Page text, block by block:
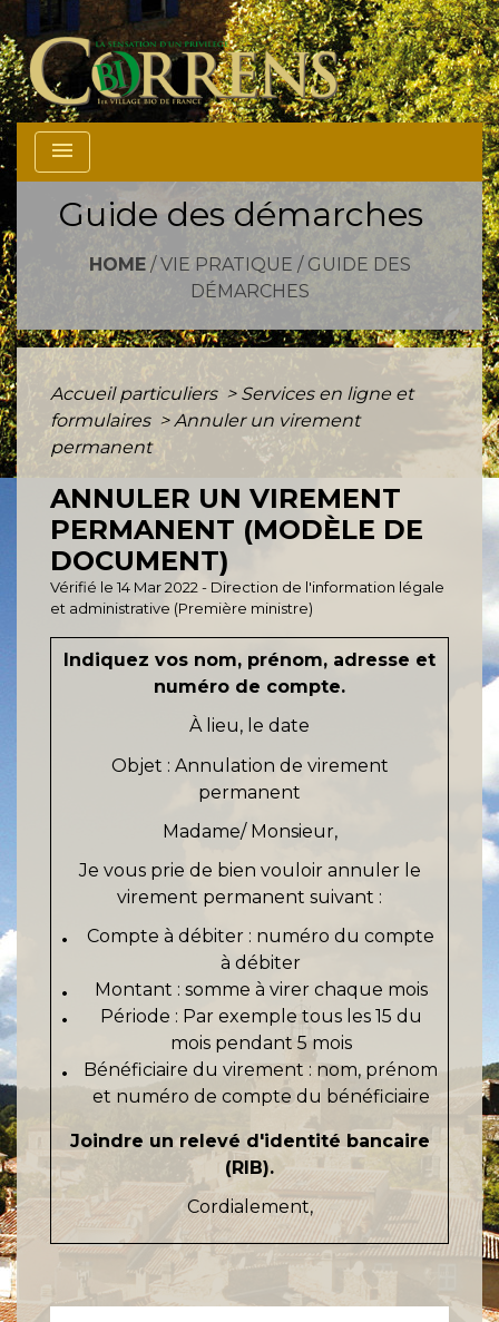
menu
Guide des démarches
HOME/ VIE PRATIQUE / GUIDE DES
DÉMARCHES
Accueil particuliers > Services en ligne et
formulaires > Annuler un virement
permanent
ANNULER UN VIREMENT
PERMANENT (MODÈLE DE
DOCUMENT)
Vérifié le 14 Mar 2022 - Direction de l'information légale
et administrative (Première ministre)
Indiquez vos nom, prénom, adresse et
numéro de compte.
À lieu, le date
Objet : Annulation de virement
permanent
Madame/ Monsieur,
Je vous prie de bien vouloir annuler le
virement permanent suivant :
Compte à débiter : numéro du compte
à débiter
Montant : somme à virer chaque mois
Période : Par exemple tous les 15 du
mois pendant 5 mois
Bénéficiaire du virement : nom, prénom
et numéro de compte du bénéficiaire
Joindre un relevé d'identité bancaire
(RIB).
Cordialement,